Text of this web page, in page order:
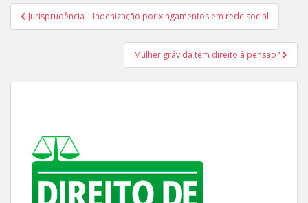
Navegação
de
Jurisprudência – Indenização por xingamentos em rede social
Mulher grávida tem direito à pensão?